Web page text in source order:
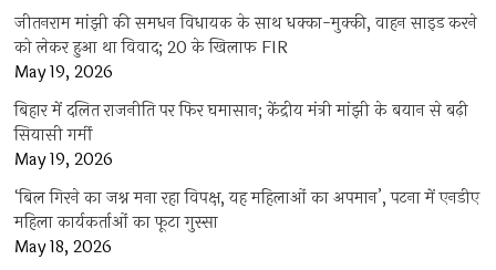
जीतनराम मांझी की समधन विधायक के साथ धक्का-मुक्की, वाहन साइड करने
को लेकर हुआ था विवाद; 20 के खिलाफ FIR
May 19, 2026
बिहार में दलित राजनीति पर फिर घमासान; केंद्रीय मंत्री मांझी के बयान से बढ़ी
सियासी गर्मी
May 19, 2026
‘बिल गिरने का जश्न मना रहा विपक्ष, यह महिलाओं का अपमान’, पटना में एनडीए
महिला कार्यकर्ताओं का फूटा गुस्सा
May 18, 2026